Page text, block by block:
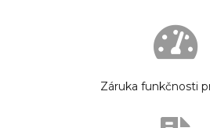
Záruka funkčnosti